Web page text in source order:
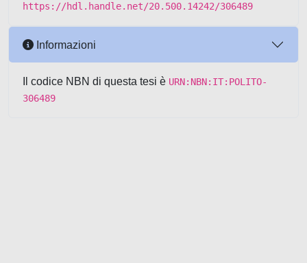
https://hdl.handle.net/20.500.14242/306489
Informazioni
Il codice NBN di questa tesi è URN:NBN:IT:POLITO-
306489